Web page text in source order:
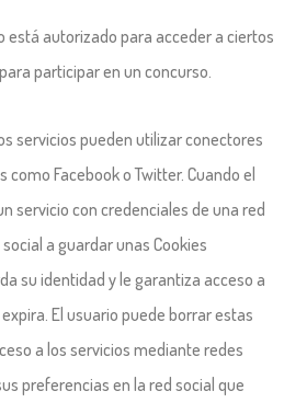
está autorizado para acceder a ciertos
participar en un concurso.
servicios pueden utilizar conectores
Facebook o Twitter. Cuando el
servicio con credenciales de una red
a guardar unas Cookies
su identidad y le garantiza acceso a
El usuario puede borrar estas
a los servicios mediante redes
preferencias en la red social que